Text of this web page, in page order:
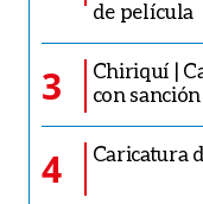
de película
3
Chiriquí |
con
4 Caricatura